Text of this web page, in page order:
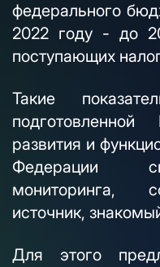
федерального
2022 году - до
поступающих
Такие
развития и
Федерации
мониторинга,
источник,
Для этого